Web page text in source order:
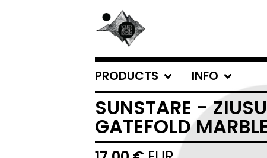
PRODUCTS INFO
SUNSTARE -
GATEFOLD